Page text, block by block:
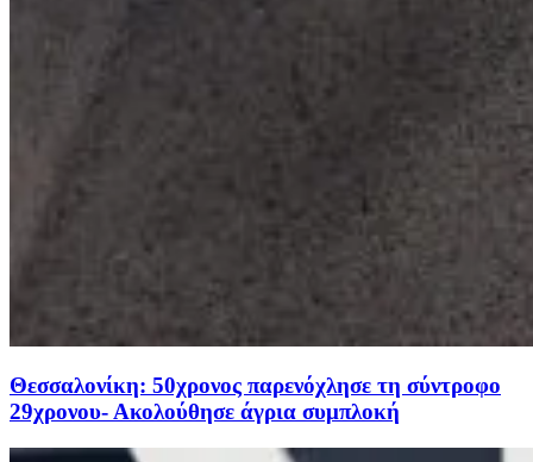
Θεσσαλονίκη: 50χρονος παρενόχλησε τη σύντροφο
29χρονου- Ακολούθησε άγρια συμπλοκή